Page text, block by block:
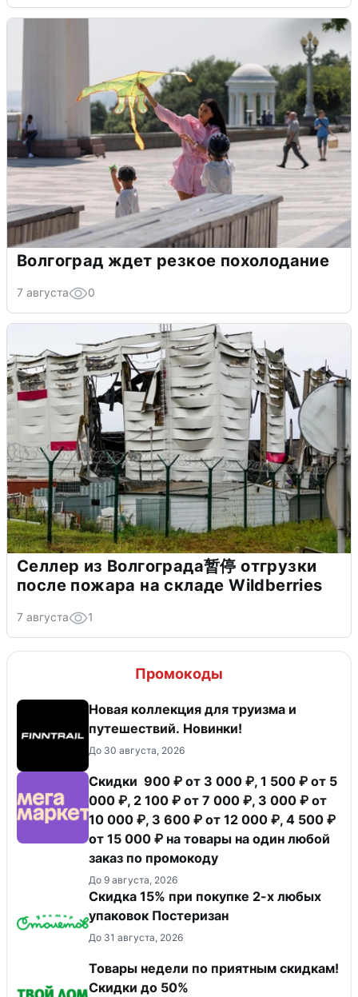
Волгоград ждет резкое похолодание
7 августа 0
Селлер из Волгограда暂停 отгрузки
после пожара на складе Wildberries
7 августа 1
Промокоды
Новая коллекция для труизма и
путешествий. Новинки!
До 30 августа, 2026
Скидки 900 ₽ от 3 000 ₽, 1 500 ₽ от 5
000 ₽, 2 100 ₽ от 7 000 ₽, 3 000 ₽ от
10 000 ₽, 3 600 ₽ от 12 000 ₽, 4 500 ₽
от 15 000 ₽ на товары на один любой
заказ по промокоду
До 9 августа, 2026
Скидка 15% при покупке 2-х любых
упаковок Постеризан
До 31 августа, 2026
Товары недели по приятным скидкам!
Скидки до 50%